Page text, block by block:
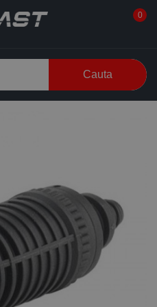
0
Cauta